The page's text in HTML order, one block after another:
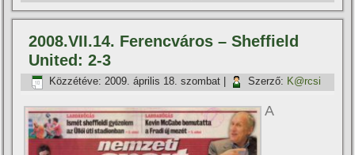
2008.VII.14. Ferencváros – Sheffield
United: 2-3
Közzétéve: 2009. április 18. szombat Szerző: K@rcsi
A